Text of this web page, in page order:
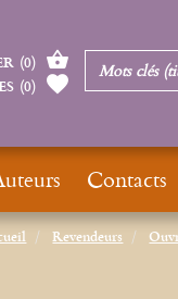
Revendeurs
(0)
(0)
Contacts